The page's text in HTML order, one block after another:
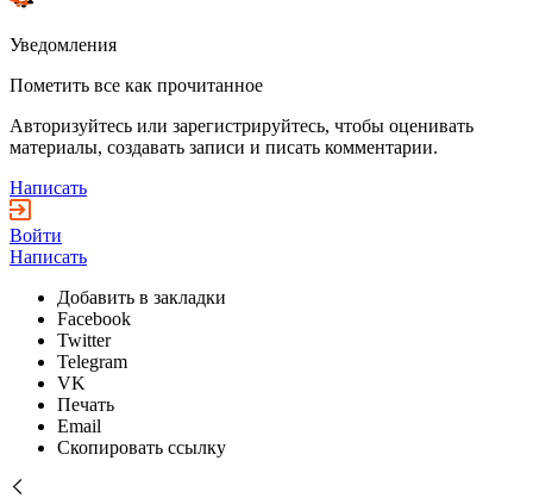
Уведомления
Пометить все как прочитанное
Авторизуйтесь или зарегистрируйтесь, чтобы оценивать
материалы, создавать записи и писать комментарии.
Написать
Войти
Написать
Добавить в закладки
Facebook
Twitter
Telegram
VK
Печать
Email
Скопировать ссылку